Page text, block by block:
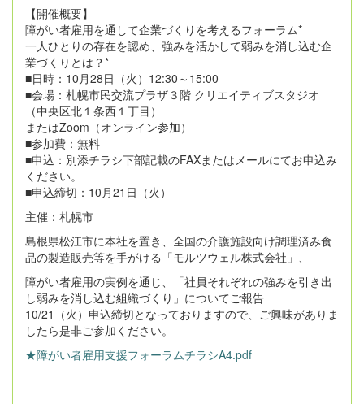
【開催概要】
障がい者雇用を通して企業づくりを考えるフォーラム*
一人ひとりの存在を認め、強みを活かして弱みを消し込む企
業づくりとは？*
■日時：10月28日（火）12:30～15:00
■会場：札幌市民交流プラザ３階 クリエイティブスタジオ
（中央区北１条西１丁目）
またはZoom（オンライン参加）
■参加費：無料
■申込：別添チラシ下部記載のFAXまたはメールにてお申込み
ください。
■申込締切：10月21日（火）
主催：札幌市
島根県松江市に本社を置き、全国の介護施設向け調理済み食
品の製造販売等を手がける「モルツウェル株式会社」、
障がい者雇用の実例を通じ、「社員それぞれの強みを引き出
し弱みを消し込む組織づくり」についてご報告
10/21（火）申込締切となっておりますので、ご興味がありま
したら是非ご参加ください。
★障がい者雇用支援フォーラムチラシA4.pdf